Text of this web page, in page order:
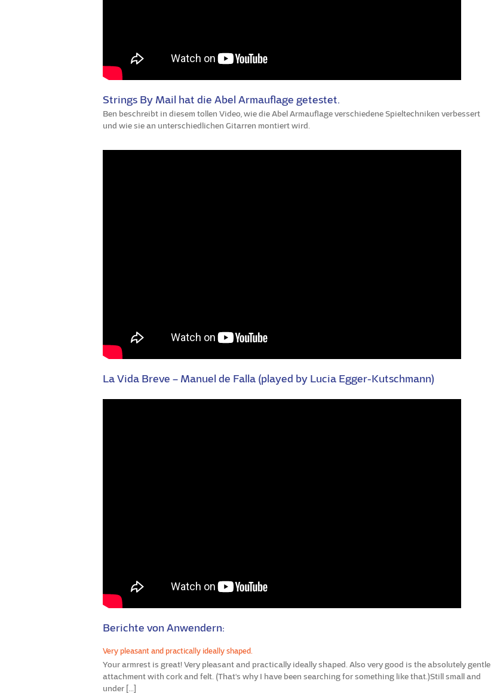
Strings By Mail hat die Abel Armauflage getestet.
Ben beschreibt in diesem tollen Video, wie die Abel Armauflage verschiedene Spieltechniken verbessert
und wie sie an unterschiedlichen Gitarren montiert wird.
La Vida Breve – Manuel de Falla (played by Lucia Egger-Kutschmann)
Berichte von Anwendern:
Very pleasant and practically ideally shaped.
Your armrest is great! Very pleasant and practically ideally shaped. Also very good is the absolutely gentle
attachment with cork and felt. (That's why I have been searching for something like that.)Still small and
under [...]